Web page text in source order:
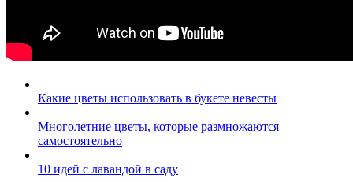
Какие цветы использовать в букете невесты
Многолетние цветы, которые размножаются
самостоятельно
10 идей с лавандой в саду